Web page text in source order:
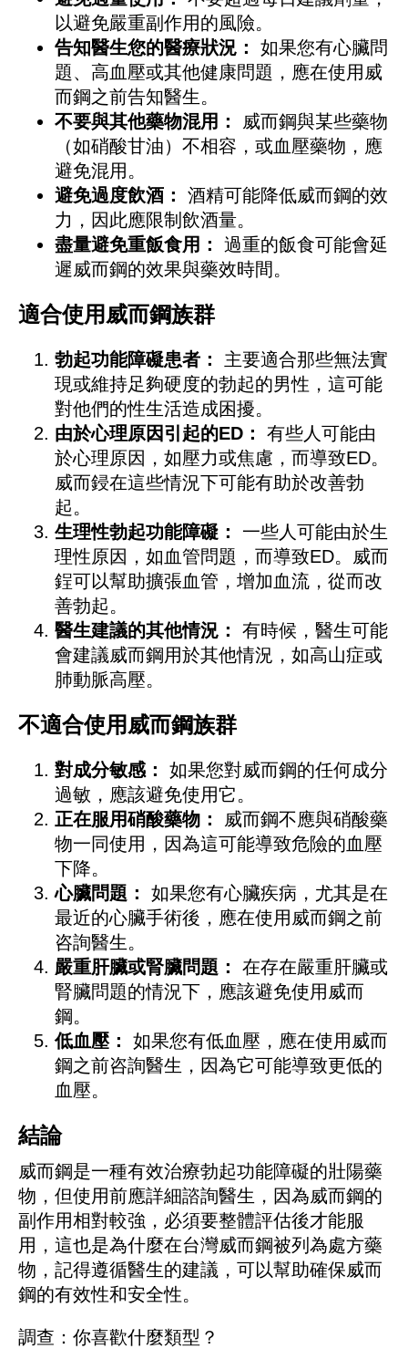
以避免嚴重副作用的風險。
告知醫生您的醫療狀況：
如果您有心臟問
題、高血壓或其他健康問題，應在使用威
而鋼之前告知醫生。
不要與其他藥物混用：
威而鋼與某些藥物
（如硝酸甘油）不相容，或血壓藥物，應
避免混用。
避免過度飲酒：
酒精可能降低威而鋼的效
力，因此應限制飲酒量。
盡量避免重飯食用：
過重的飯食可能會延
遲威而鋼的效果與藥效時間。
適合使用威而鋼族群
勃起功能障礙患者：
主要適合那些無法實
現或維持足夠硬度的勃起的男性，這可能
對他們的性生活造成困擾。
由於心理原因引起的ED：
有些人可能由
於心理原因，如壓力或焦慮，而導致ED。
威而鋟在這些情況下可能有助於改善勃
起。
生理性勃起功能障礙：
一些人可能由於生
理性原因，如血管問題，而導致ED。威而
鋥可以幫助擴張血管，增加血流，從而改
善勃起。
醫生建議的其他情況：
有時候，醫生可能
會建議威而鋼用於其他情況，如高山症或
肺動脈高壓。
不適合使用威而鋼族群
對成分敏感：
如果您對威而鋼的任何成分
過敏，應該避免使用它。
正在服用硝酸藥物：
威而鋼不應與硝酸藥
物一同使用，因為這可能導致危險的血壓
下降。
心臟問題：
如果您有心臟疾病，尤其是在
最近的心臟手術後，應在使用威而鋼之前
咨詢醫生。
嚴重肝臟或腎臟問題：
在存在嚴重肝臟或
腎臟問題的情況下，應該避免使用威而
鋼。
低血壓：
如果您有低血壓，應在使用威而
鋼之前咨詢醫生，因為它可能導致更低的
血壓。
結論
威而鋼是一種有效治療勃起功能障礙的壯陽藥
物，但使用前應詳細諮詢醫生，因為威而鋼的
副作用相對較強，必須要整體評估後才能服
用，這也是為什麼在台灣威而鋼被列為處方藥
物，記得遵循醫生的建議，可以幫助確保威而
鋼的有效性和安全性。
調查：你喜歡什麼類型？